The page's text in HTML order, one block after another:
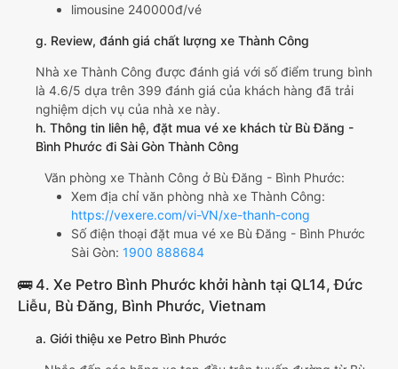
limousine 240000đ/vé
g. Review, đánh giá chất lượng xe Thành Công
Nhà xe Thành Công được đánh giá với số điểm trung bình
là 4.6/5 dựa trên 399 đánh giá của khách hàng đã trải
nghiệm dịch vụ của nhà xe này.
h. Thông tin liên hệ, đặt mua vé xe khách từ Bù Đăng -
Bình Phước đi Sài Gòn Thành Công
Văn phòng xe Thành Công ở Bù Đăng - Bình Phước:
Xem địa chỉ văn phòng nhà xe Thành Công:
https://vexere.com/vi-VN/xe-thanh-cong
Số điện thoại đặt mua vé xe Bù Đăng - Bình Phước
Sài Gòn: 1900 888684
🚌 4. Xe Petro Bình Phước khởi hành tại QL14, Đức
Liễu, Bù Đăng, Bình Phước, Vietnam
a. Giới thiệu xe Petro Bình Phước